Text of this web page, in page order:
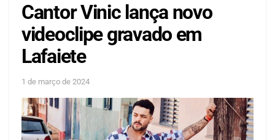
Cantor Vinic lança novo
videoclipe gravado em
Lafaiete
1 de março de 2024